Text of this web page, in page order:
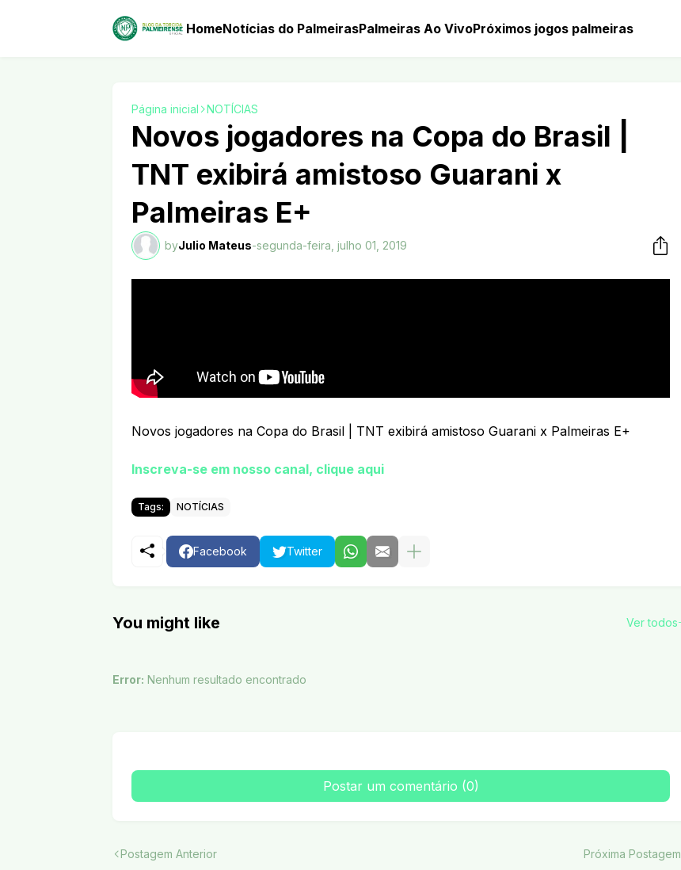
HomeNotícias do PalmeirasPalmeiras Ao VivoPróximos jogos palmeiras
Página inicial NOTÍCIAS
Novos jogadores na Copa do Brasil |
TNT exibirá amistoso Guarani x
Palmeiras E+
byJulio Mateus-segunda-feira, julho 01, 2019
Novos jogadores na Copa do Brasil | TNT exibirá amistoso Guarani x Palmeiras E+
Inscreva-se em nosso canal, clique aqui
Tags: NOTÍCIAS
Facebook Twitter
You might like Ver todos
Error: Nenhum resultado encontrado
Postar um comentário (0)
Postagem Anterior Próxima Postagem